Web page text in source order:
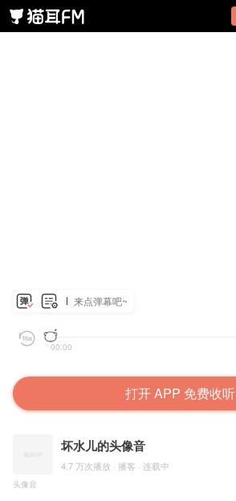
来点弹幕吧~
00:00
打开 APP 免费收听
坏水儿的头像音
4.7 万次播放 · 播客 · 连载中
头像音